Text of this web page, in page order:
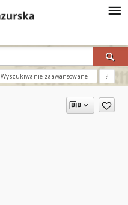
Wyszukiwanie zaawansowane ?